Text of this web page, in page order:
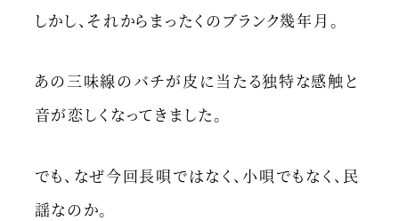
しかし、それからまったくのブランク幾年月。
あの三味線のバチが皮に当たる独特な感触と
音が恋しくなってきました。
でも、なぜ今回長唄ではなく、小唄でもなく、民
謡なのか。